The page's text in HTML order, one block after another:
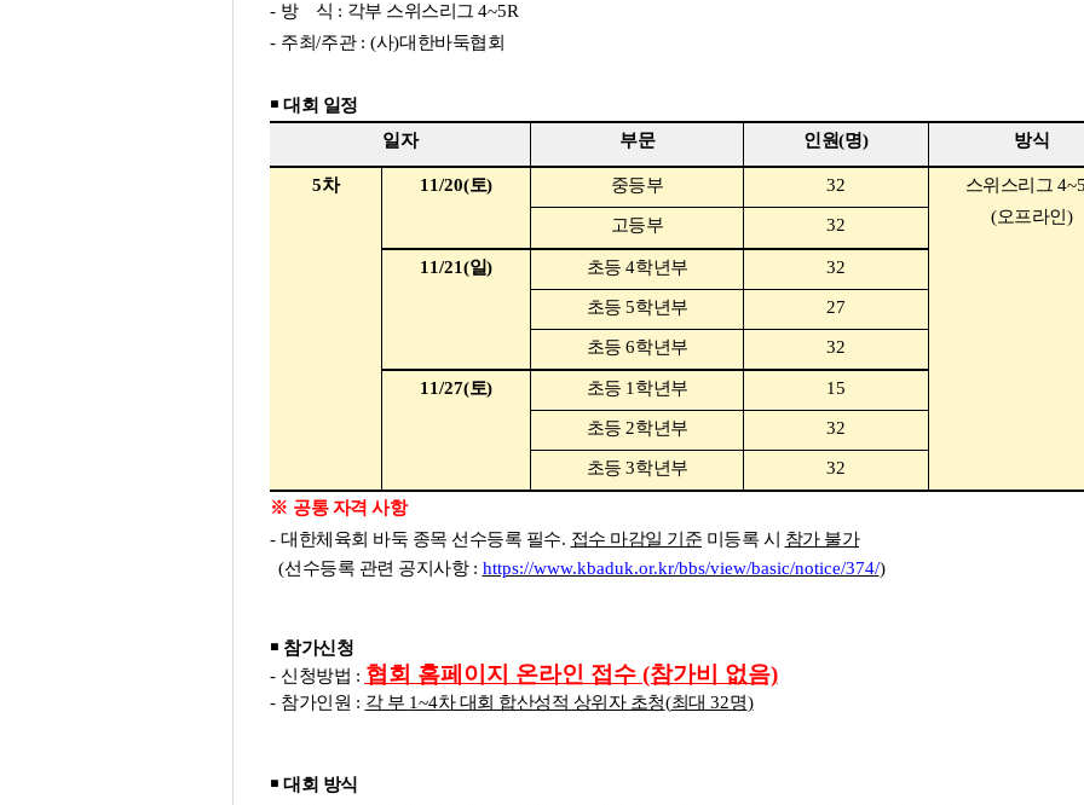
- 방 식 : 각부 스위스리그 4~5R
- 주최/주관 : (사)대한바둑협회
￭ 대회 일정
일자
부문 인원(명) 방식
5차 11/20(토) 중등부 32 스위스리그
(오프라인 )
고등부 32
11/21(일) 초등 4학년부 32
초등 5학년부 27
초등 6학년부 32
11/27(토) 초등 1 학년부 15
초등 2학년부 32
초등 3학년부 32
※ 공통 자격 사항
- 대한체육회 바둑 종목 선수등록 필수. 접수 마감일 기준 미등록 시 참가 불가
(선수등록 관련 공지사항 : https://www.kbaduk.or.kr/bbs/view/basic/notice/374/)
￭ 참가신청
- 신청방법 : 협회 홈페이지 온라인 접수 (참가비 없음)
- 참가인원 : 각 부 1~4차 대회 합산성적 상위자 초청(최대 32명)
￭ 대회 방식